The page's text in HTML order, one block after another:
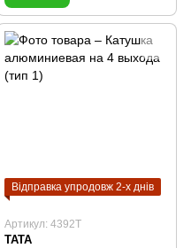
Відправка упродовж 2-х днів
Артикул: 4392T
TATA